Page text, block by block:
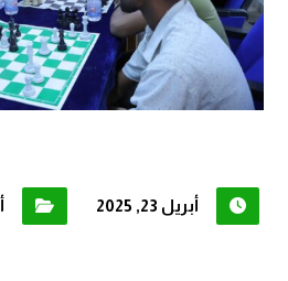
أبريل 23, 2025